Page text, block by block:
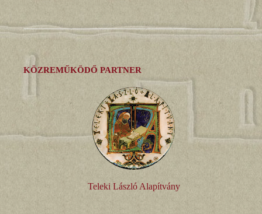
KÖZREMŰKÖDŐ PARTNER
Teleki László Alapítvány